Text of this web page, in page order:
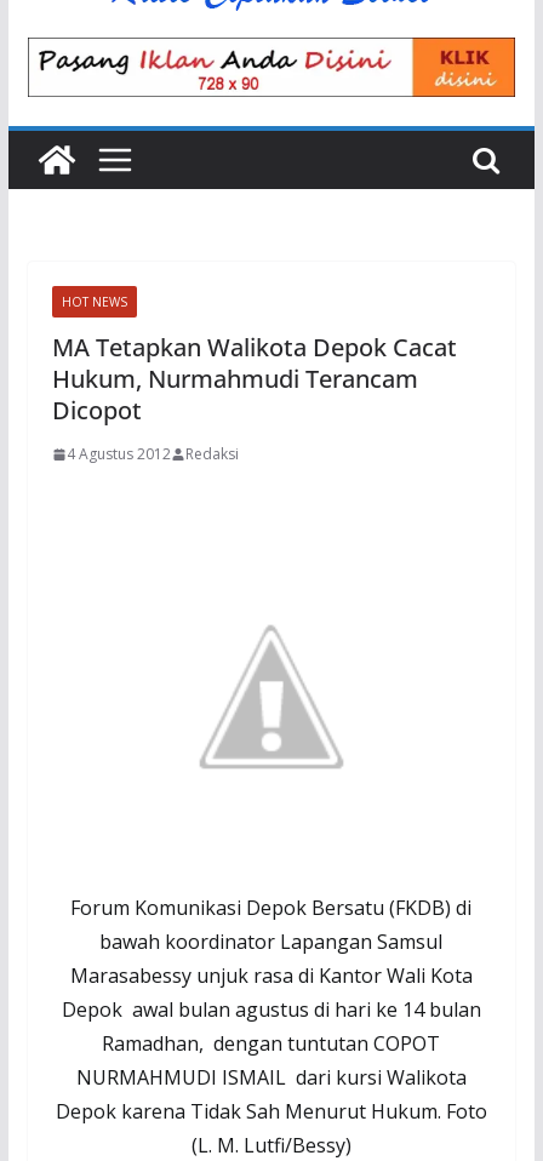
HOT NEWS
MA Tetapkan Walikota Depok Cacat
Hukum, Nurmahmudi Terancam
Dicopot
4 Agustus 2012 Redaksi
Forum Komunikasi Depok Bersatu(FKDB)di
bawah koordinator Lapangan Samsul
Marasabessy unjuk rasa di Kantor Wali Kota
Depok awal bulan agustus di hari ke 14 bulan
Ramadhan, dengan tuntutan COPOT
NURMAHMUDI ISMAIL dari kursi Walikota
Depok karena Tidak Sah Menurut Hukum. Foto
(L. M. Lutfi/Bessy)